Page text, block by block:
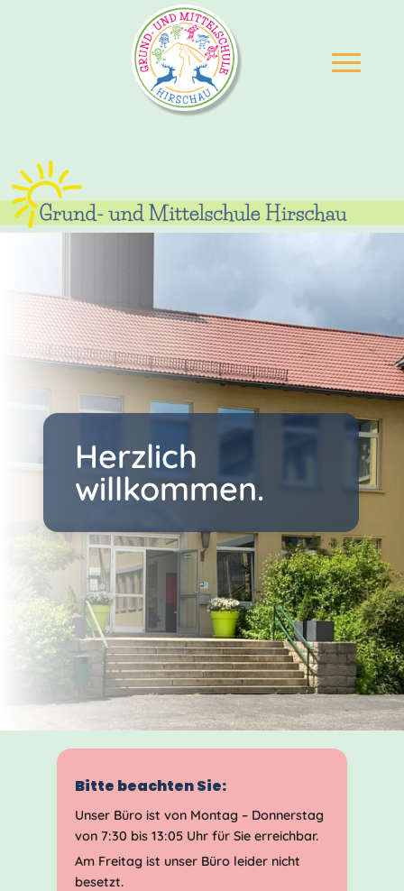
Herzlich
willkommen.
Bitte beachten Sie:
Unser Büro ist von Montag – Donnerstag
von 7:30 bis 13:05 Uhr für Sie erreichbar.
Am Freitag ist unser Büro leider nicht
besetzt.